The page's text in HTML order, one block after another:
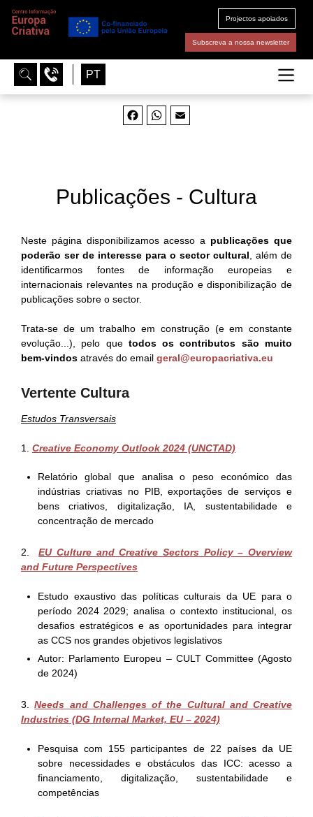
Projectos apoiados
Subscreva a nossa newsletter
PT
FacebookWhatsApp
Publicações - Cultura
Neste página disponibilizamos acesso a publicações que
poderão ser de interesse para o sector cultural , além de
identificarmos fontes de informação europeias e
internacionais relevantes na produção e disponibilização de
publicações sobre o sector.
Trata-se de um trabalho em construção (e em constante
evolução...), pelo que todos os contributos são muito
bem-vindos através do email geral@europacriativa.eu
Vertente Cultura
Estudos Transversais
1. Creative Economy Outlook 2024 (UNCTAD)
Relatório global que analisa o peso económico das
indústrias criativas no PIB, exportações de serviços e
bens criativos, digitalização, IA, sustentabilidade e
concentração de mercado
2.
EU Culture and Creative Sectors Policy – Overview
and Future Perspectives
Estudo exaustivo das políticas culturais da UE para o
período 2024 2029; analisa o contexto institucional, os
desafios estratégicos e as oportunidades para integrar
as CCS nos grandes objetivos legislativos
Autor: Parlamento Europeu – CULT Committee (Agosto
de 2024)
3.Needs and Challenges of the Cultural and Creative
Industries (DG Internal Market, EU – 2024)
Pesquisa com 155 participantes de 22 países da UE
sobre necessidades e obstáculos das ICC: acesso a
financiamento, digitalização, sustentabilidade e
competências